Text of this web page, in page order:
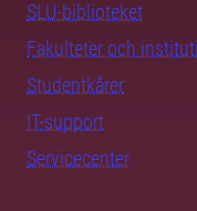
SLU-biblioteket
Fakulteter och
Studentkårer
IT-support
Servicecenter